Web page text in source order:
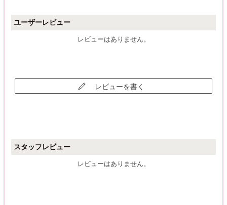
ユーザーレビュー
レビューはありません。
レビューを書く
スタッフレビュー
レビューはありません。